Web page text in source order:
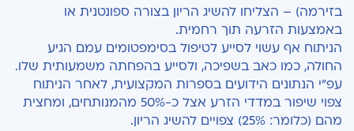
בזירמה) – הצליחו להשיג הריון בצורה ספונטנית או
באמצעות הזרעה תוך רחמית.
הניתוח אף עשוי לסייע לטיפול בסימפטומים עמם הגיע
החולה, כמו כאב בשפיכה, ולסייע בהפחתה משמעותית שלו.
עפ"י הנתונים הידועים בספרות המקצועית, לאחר הניתוח
צפוי שיפור במדדי הזרע אצל כ-50% מהמנותחים, ומחצית
מהם (כלומר: 25%) צפויים להשיג הריון.